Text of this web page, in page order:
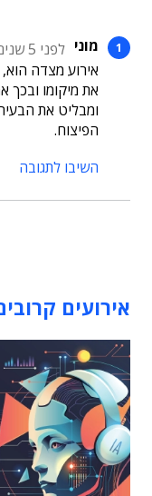
מוני לפני 5 שנים
אירוע מצדה
את מיקומו ובכך
ומבליט את
הפיצוח.
השיבו לתגובה
אירועים